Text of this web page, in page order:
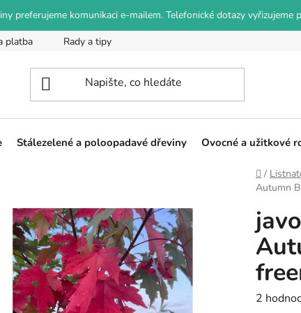
preferujeme komunikaci e-mailem. Telefonické dotazy
platba Rady a tipy
Stálezelené a poloopadavé dřeviny Ovocné a užitkové
Domů
/
Autumn
2